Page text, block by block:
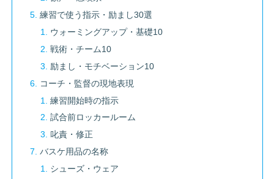
練習で使う指示・励まし30選
ウォーミングアップ・基礎10
戦術・チーム10
励まし・モチベーション10
コーチ・監督の現地表現
練習開始時の指示
試合前ロッカールーム
叱責・修正
バスケ用品の名称
シューズ・ウェア